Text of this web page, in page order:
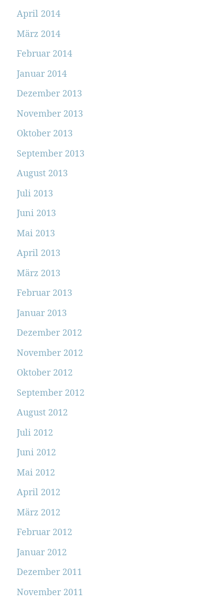
April 2014
März 2014
Februar 2014
Januar 2014
Dezember 2013
November 2013
Oktober 2013
September 2013
August 2013
Juli 2013
Juni 2013
Mai 2013
April 2013
März 2013
Februar 2013
Januar 2013
Dezember 2012
November 2012
Oktober 2012
September 2012
August 2012
Juli 2012
Juni 2012
Mai 2012
April 2012
März 2012
Februar 2012
Januar 2012
Dezember 2011
November 2011